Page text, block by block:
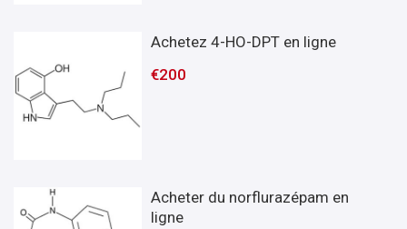
Achetez 4-HO-DPT en ligne
€200
Acheter du norflurazépam en
ligne